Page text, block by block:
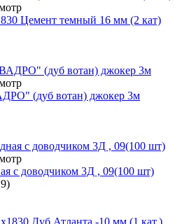
Цемент темный 16 мм (2 кат)
(дуб вотан) джокер 3м
с доводчиком 3Д , 09(100 шт)